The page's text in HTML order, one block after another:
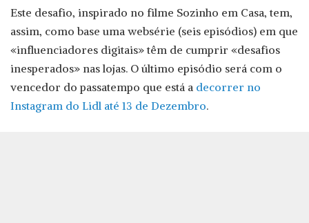
Este desafio, inspirado no filme Sozinho em Casa, tem,
assim, como base uma websérie (seis episódios) em que
«influenciadores digitais» têm de cumprir «desafios
inesperados» nas lojas. O último episódio será com o
vencedor do passatempo que está a decorrer no
Instagram do Lidl até 13 de Dezembro.